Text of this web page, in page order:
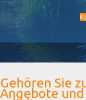
Gehören Sie
Angebote